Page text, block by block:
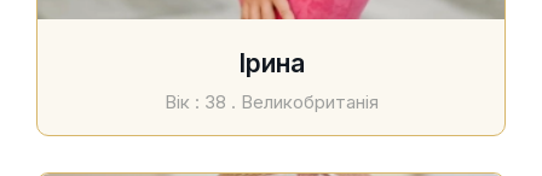
Ірина
Вік : 38 . Великобританія